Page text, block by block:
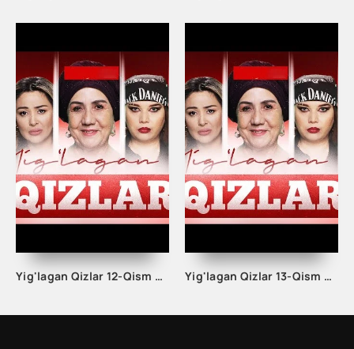
Yig'lagan Qizlar 12-Qism uzbek tilida Yig'lagan Qizlar 13-Qism uzbek tilida